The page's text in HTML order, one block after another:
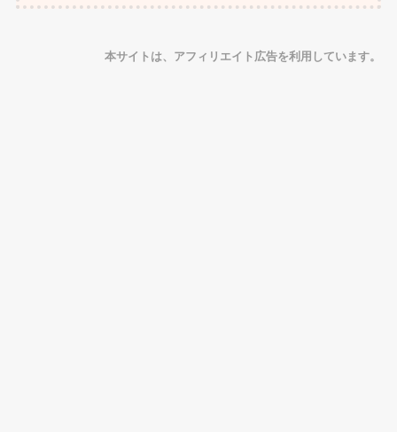
本サイトは、アフィリエイト広告を利用しています。